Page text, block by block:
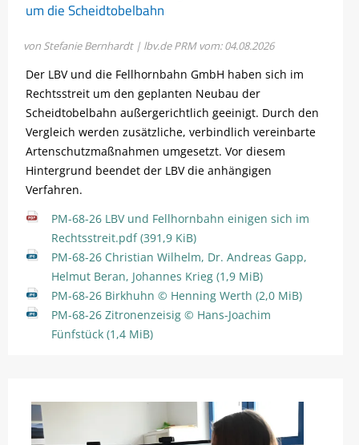
um die Scheidtobelbahn
von Stefanie Bernhardt | lbv.dePRM vom: 04.08.2026
Der LBV und die Fellhornbahn GmbH haben sich im
Rechtsstreit um den geplanten Neubau der
Scheidtobelbahn außergerichtlich geeinigt. Durch den
Vergleich werden zusätzliche, verbindlich vereinbarte
Artenschutzmaßnahmen umgesetzt. Vor diesem
Hintergrund beendet der LBV die anhängigen
Verfahren.
PM-68-26 LBV und Fellhornbahn einigen sich im
Rechtsstreit.pdf(391,9 KiB)
PM-68-26 Christian Wilhelm, Dr. Andreas Gapp,
Helmut Beran, Johannes Krieg (1,9 MiB)
PM-68-26 Birkhuhn © Henning Werth (2,0 MiB)
PM-68-26 Zitronenzeisig © Hans-Joachim
Fünfstück (1,4 MiB)